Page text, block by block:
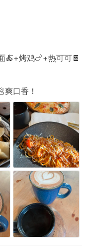
🍝+烤鸡🍗+热可可🍫
爽口香！